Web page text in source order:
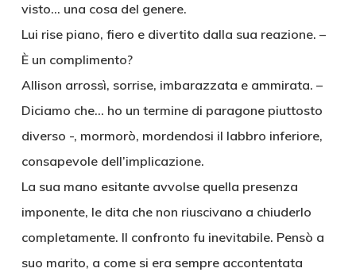
visto… una cosa del genere.
Lui rise piano, fiero e divertito dalla sua reazione. –
È un complimento?
Allison arrossì, sorrise, imbarazzata e ammirata. –
Diciamo che… ho un termine di paragone piuttosto
diverso -, mormorò, mordendosi il labbro inferiore,
consapevole dell’implicazione.
La sua mano esitante avvolse quella presenza
imponente, le dita che non riuscivano a chiuderlo
completamente. Il confronto fu inevitabile. Pensò a
suo marito, a come si era sempre accontentata